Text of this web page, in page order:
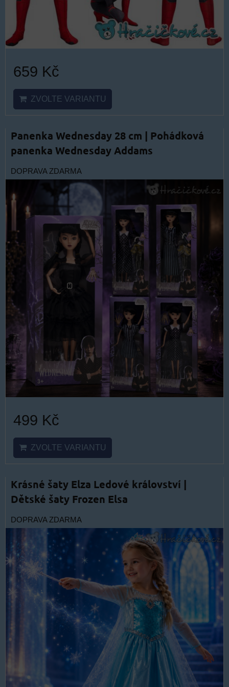
659 Kč
ZVOLTE VARIANTU
Panenka Wednesday 28 cm | Pohádková
panenka Wednesday Addams
DOPRAVA ZDARMA
499 Kč
ZVOLTE VARIANTU
Krásné šaty Elza Ledové království |
Dětské šaty Frozen Elsa
DOPRAVA ZDARMA